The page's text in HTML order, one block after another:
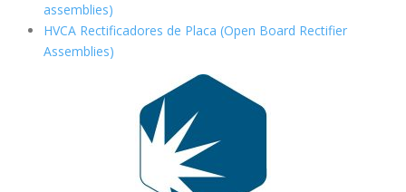
assemblies)
HVCA Rectificadores de Placa (Open Board Rectifier
Assemblies)